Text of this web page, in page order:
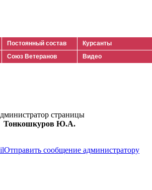
Постоянный состав Курсанты
Союз Ветеранов Видео
страницы
Тонкошкуров Ю.А.
Отправить сообщение администратору